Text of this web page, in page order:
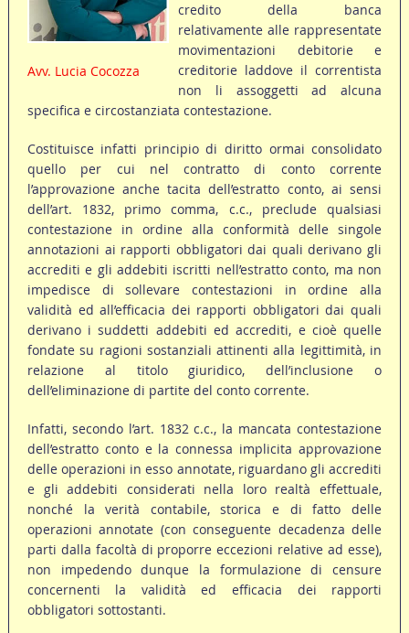
Avv. Lucia Cocozza
credito della banca
relativamente alle rappresentate
movimentazioni debitorie e
creditorie laddove il correntista
non li assoggetti ad alcuna
specifica e circostanziata contestazione.
Costituisce infatti principio di diritto ormai consolidato
quello per cui nel contratto di conto corrente
l’approvazione anche tacita dell’estratto conto, ai sensi
dell’art. 1832, primo comma, c.c., preclude qualsiasi
contestazione in ordine alla conformità delle singole
annotazioni ai rapporti obbligatori dai quali derivano gli
accrediti e gli addebiti iscritti nell’estratto conto, ma non
impedisce di sollevare contestazioni in ordine alla
validità ed all’efficacia dei rapporti obbligatori dai quali
derivano i suddetti addebiti ed accrediti, e cioè quelle
fondate su ragioni sostanziali attinenti alla legittimità, in
relazione al titolo giuridico, dell’inclusione o
dell’eliminazione di partite del conto corrente.
Infatti, secondo l’art. 1832 c.c., la mancata contestazione
dell’estratto conto e la connessa implicita approvazione
delle operazioni in esso annotate, riguardano gli accrediti
e gli addebiti considerati nella loro realtà effettuale,
nonché la verità contabile, storica e di fatto delle
operazioni annotate (con conseguente decadenza delle
parti dalla facoltà di proporre eccezioni relative ad esse),
non impedendo dunque la formulazione di censure
concernenti la validità ed efficacia dei rapporti
obbligatori sottostanti.